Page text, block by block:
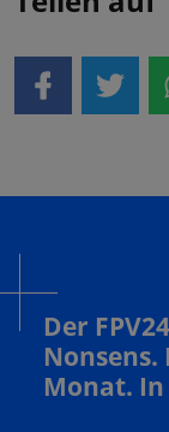
Der
Monat.